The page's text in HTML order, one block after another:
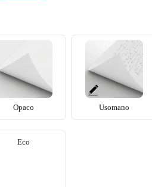
Opaco Usomano
Eco